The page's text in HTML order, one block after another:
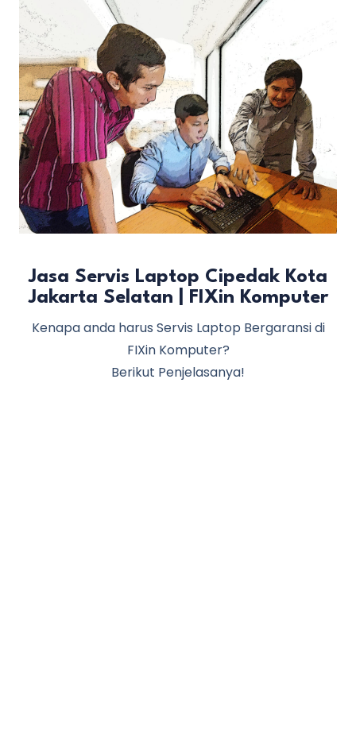
Jasa Servis Laptop Cipedak Kota
Jakarta Selatan | FIXin Komputer
Kenapa anda harus Servis Laptop Bergaransi di
FIXin Komputer?
Berikut Penjelasanya!